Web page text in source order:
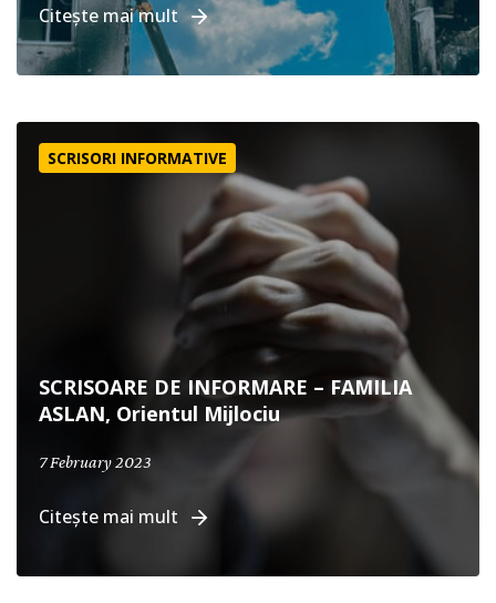
Citește mai mult
SCRISOARE DE INFORMARE – FAMILIA
ASLAN, Orientul Mijlociu
SCRISORI INFORMATIVE
7 February 2023
Citește mai mult